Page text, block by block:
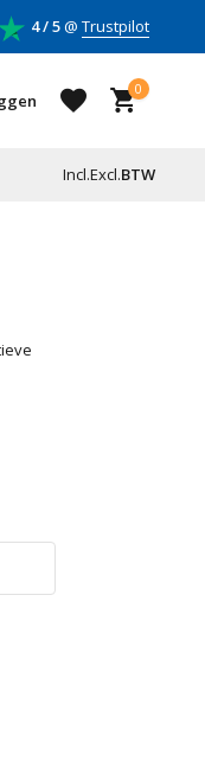
4 / 5@ Trustpilot
0
Incl.Excl.BTW